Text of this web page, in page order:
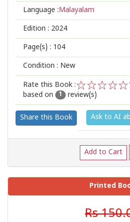
Language :Malayalam
Edition : 2024
Page(s) : 104
Condition : New
Rate this Book :
2
1
based on
1 review(s)
Share this Book Ask to AI
Add to Cart
Printed
Rs